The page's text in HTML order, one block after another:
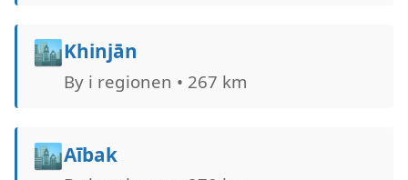
🏙️Khinjān
By i regionen • 267 km
🏙️Aībak